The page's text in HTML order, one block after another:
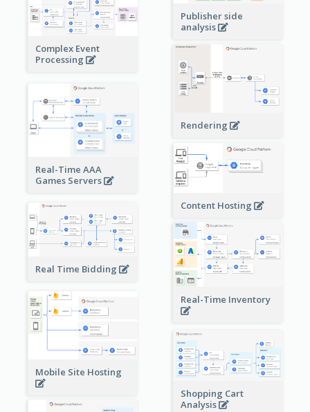
Publisher side
analysis
Complex Event
Processing
Rendering
Real-Time AAA
Games Servers
Content Hosting
Real Time Bidding
Real-Time Inventory
Mobile Site Hosting
Shopping Cart
Analysis